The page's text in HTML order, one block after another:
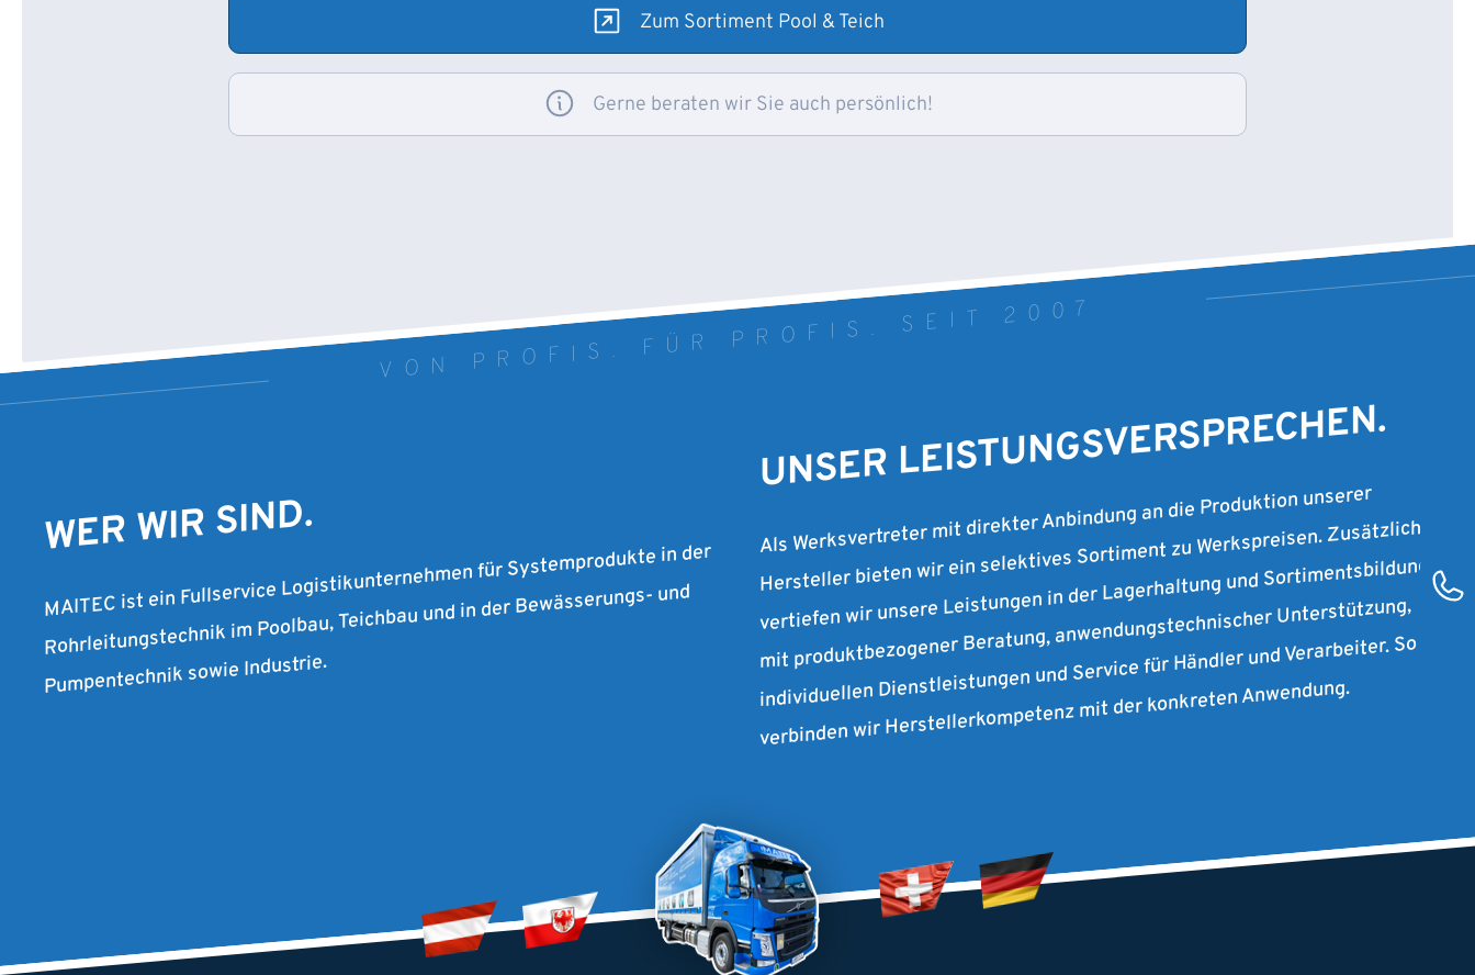
Zum Sortiment Pool & Teich
Gerne beraten wir Sie auch persönlich!
VON PROFIS. FÜR PROFIS. SEIT 2007
WER WIR SIND.
MAITEC ist ein Fullservice Logistikunternehmen für Systemprodukte in der
Rohrleitungstechnik im Poolbau, Teichbau und in der Bewässerungs- und
Pumpentechnik sowie Industrie.
UNSER LEISTUNGSVERSPRECHEN.
Als Werksvertreter mit direkter Anbindung an die Produktion unserer
Hersteller bieten wir ein selektives Sortiment zu Werkspreisen. Zusätzlich
vertiefen wir unsere Leistungen in der Lagerhaltung und Sortimentsbildung
mit produktbezogener Beratung, anwendungstechnischer Unterstützung,
individuellen Dienstleistungen und Service für Händler und Verarbeiter. So
verbinden wir Herstellerkompetenz mit der konkreten Anwendung.